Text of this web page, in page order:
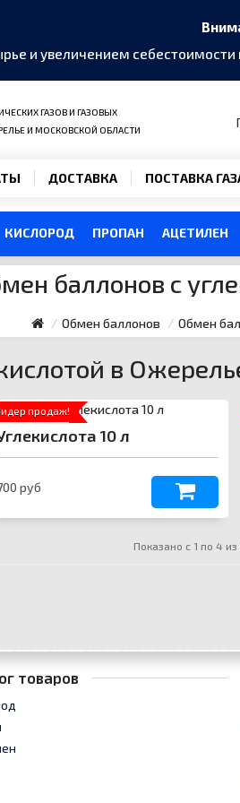
и увеличением
ГАЗОВ И ГАЗОВЫХ
И МОСКОВСКОЙ ОБЛАСТИ
ДОСТАВКА ПОСТАВКА
КИСЛОРОД ПРОПАН АЦЕТИЛЕН
баллонов с
Обмен баллонов Обмен
в
продаж!
10 л
руб
Показано с 1 по 4
товаров